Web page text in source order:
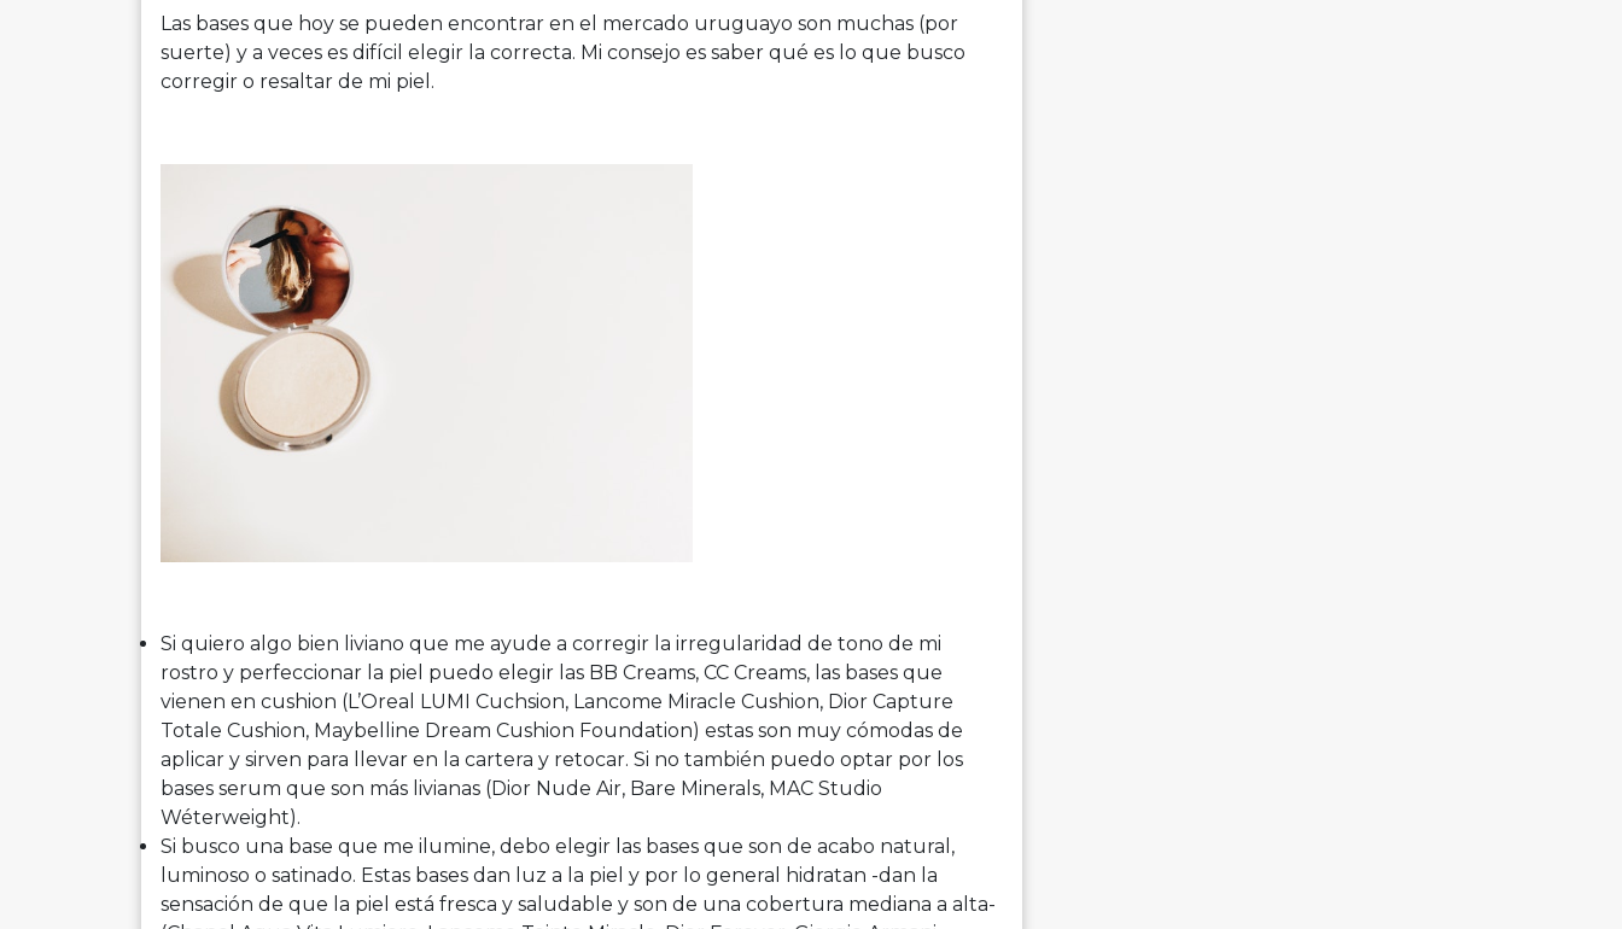
Las bases que hoy se pueden encontrar en el mercado uruguayo son muchas (por
suerte) y a veces es difícil elegir la correcta. Mi consejo es saber qué es lo que busco
corregir o resaltar de mi piel.
Si quiero algo bien liviano que me ayude a corregir la irregularidad de tono de mi
rostro y perfeccionar la piel puedo elegir las BB Creams, CC Creams, las bases que
vienen en cushion (L’Oreal LUMI Cuchsion, Lancome Miracle Cushion, Dior Capture
Totale Cushion, Maybelline Dream Cushion Foundation) estas son muy cómodas de
aplicar y sirven para llevar en la cartera y retocar. Si no también puedo optar por los
bases serum que son más livianas (Dior Nude Air, Bare Minerals, MAC Studio
Wéterweight).
Si busco una base que me ilumine, debo elegir las bases que son de acabo natural,
luminoso o satinado. Estas bases dan luz a la piel y por lo general hidratan -dan la
sensación de que la piel está fresca y saludable y son de una cobertura mediana a alta-